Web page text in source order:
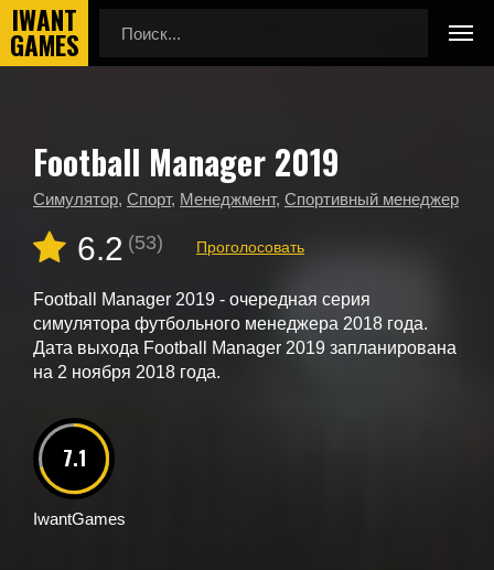
Главная
Новые игры
Football Manager 2019
Симулятор, Спорт, Менеджмент, Спортивный менеджер
6.2 (53) Проголосовать
Football Manager 2019 - очередная серия
симулятора футбольного менеджера 2018 года.
Дата выхода Football Manager 2019 запланирована
на 2 ноября 2018 года.
7.1
IwantGames